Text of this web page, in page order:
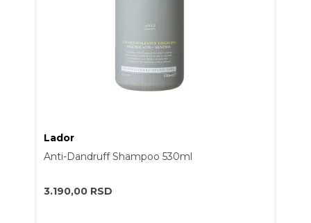
Lador
Anti-Dandruff Shampoo 530ml
3.190,00 RSD